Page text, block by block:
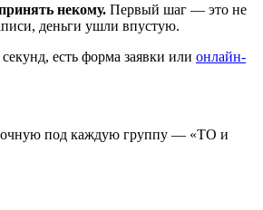
некому. Первый шаг — это не
деньги ушли впустую.
есть форма заявки или онлайн-
под каждую группу — «ТО и